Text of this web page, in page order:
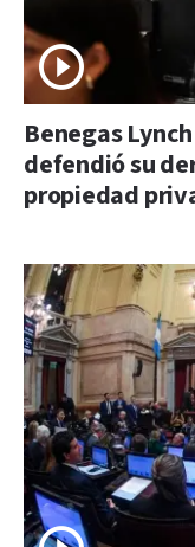
Benegas
defendió su
propiedad